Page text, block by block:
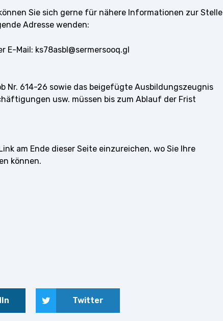
Sie sich gerne für nähere Informationen zur Stelle
Adresse wenden:
E-Mail: ks78asbl@sermersooq.gl
Nr. 614-26 sowie das beigefügte Ausbildungszeugnis
usw. müssen bis zum Ablauf der Frist
am Ende dieser Seite einzureichen, wo Sie Ihre
können.
Twitter